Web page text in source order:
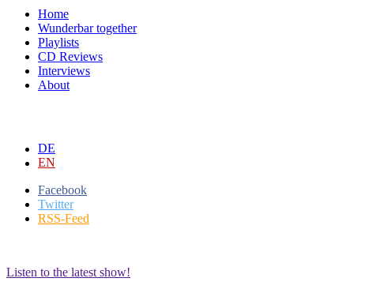
Home
Wunderbar together
Playlists
CD Reviews
Interviews
About
DE
EN
Facebook
Twitter
RSS-Feed
Listen to the latest show!